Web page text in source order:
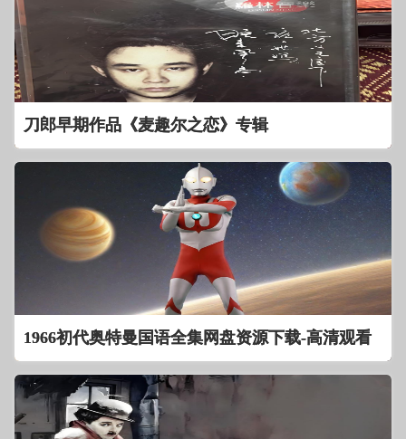
刀郎早期作品《麦趣尔之恋》专辑
1966初代奥特曼国语全集网盘资源下载-高清观看